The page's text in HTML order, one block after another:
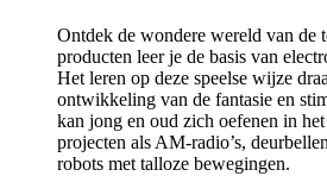
Ontdek de wondere wereld van de
producten leer je de basis van
Het leren op deze speelse wijze
ontwikkeling van de fantasie en
kan jong en oud zich oefenen in
projecten als AM-radio’s,
robots met talloze bewegingen.